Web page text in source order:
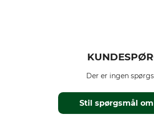
Stil spørgsmål
Der er ingen